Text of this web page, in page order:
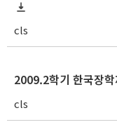
cls
2009.2학기 한국장
cls